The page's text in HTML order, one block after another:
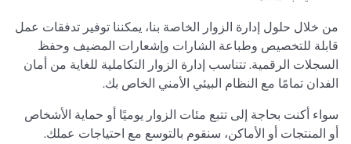
من خلال حلول إدارة الزوار الخاصة بنا، يمكننا توفير تدفقات عمل
قابلة للتخصيص وطباعة الشارات وإشعارات المضيف وحفظ
السجلات الرقمية. تتناسب إدارة الزوار التكاملية للغاية من أمان
الفدان تمامًا مع النظام البيئي الأمني الخاص بك.
سواء أكنت بحاجة إلى تتبع مئات الزوار يوميًا أو حماية الأشخاص
أو المنتجات أو الأماكن، سنقوم بالتوسع مع احتياجات عملك.